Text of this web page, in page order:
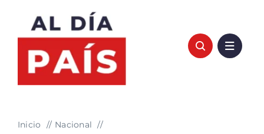
contenido
Inicio
Nacional